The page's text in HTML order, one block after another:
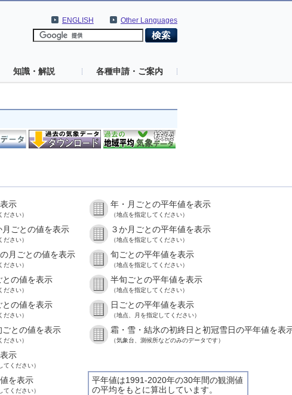
Other Languages
ENGLISH
知識・解説 各種申請・ご案内
示
ださい）
年・月ごとの平年値を表示
（地点を指定してください）
ごとの値を表示
ださい）
３か月ごとの平年値を表示
（地点を指定してください）
月ごとの値を表示
ださい）
旬ごとの平年値を表示
（地点を指定してください）
の値を表示
ださい）
半旬ごとの平年値を表示
（地点を指定してください）
の値を表示
ださい）
日ごとの平年値を表示
（地点、月を指定してください）
との値を表示
ださい）
霜・雪・結氷の初終日と初冠雪日の平年値を表
（気象台、測候所などのみのデータです）
示
てください）
平年値は1991-2020年の30年間の観測値
の平均をもとに算出しています。
を表示
てください）